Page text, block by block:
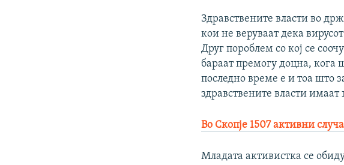
Здравствените власти во
кои не веруваат дека
Друг пороблем со кој се
бараат премогу доцна,
последно време е и тоа што
здравствените власти
Во Скопје 1507 активни
Младата активистка се